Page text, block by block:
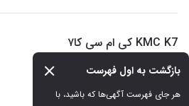
بازگشت به اول فهرست
KMC K7 کی ام سی کا۷
۳۱,۲۴۸ کیلومتر